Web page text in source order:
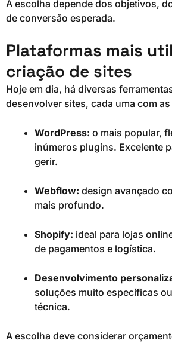
A escolha depende dos objetivos,
de conversão esperada.
Plataformas mais
criação de sites
Hoje em dia, há diversas
desenvolver sites, cada uma com
WordPress: o mais popular,
inúmeros plugins. Excelente
gerir.
Webflow: design avançado
mais profundo.
Shopify: ideal para lojas
de pagamentos e logística.
Desenvolvimento
soluções muito específicas
técnica.
A escolha deve considerar